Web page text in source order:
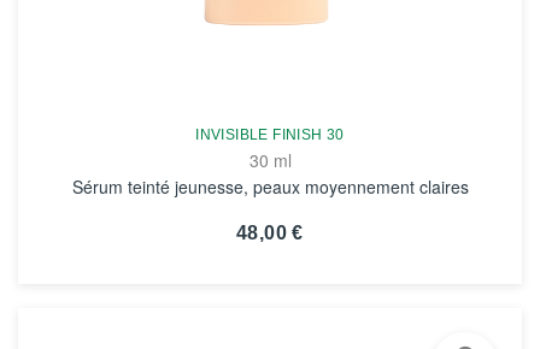
INVISIBLE FINISH 30
30 ml
Sérum teinté jeunesse, peaux moyennement claires
48,00 €